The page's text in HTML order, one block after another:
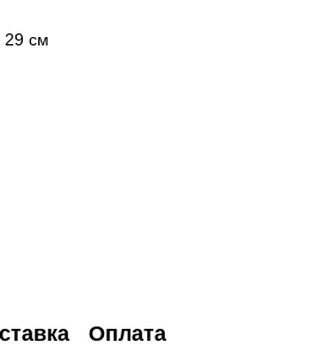
29 см
Оплата